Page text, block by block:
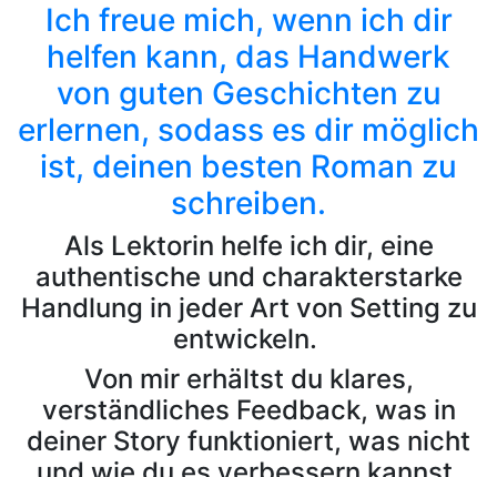
Ich freue mich, wenn ich dir
helfen kann, das Handwerk
von guten Geschichten zu
erlernen, sodass es dir möglich
ist, deinen besten Roman zu
schreiben.
Als Lektorin helfe ich dir, eine
authentische und charakterstarke
Handlung in jeder Art von Setting zu
entwickeln.
Von mir erhältst du klares,
verständliches Feedback, was in
deiner Story funktioniert, was nicht